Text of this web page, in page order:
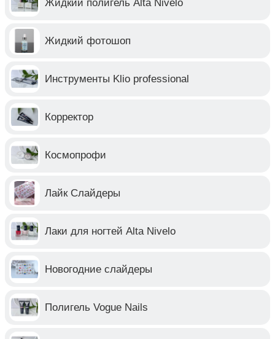
Жидкий полигель Alta Nivelo
Жидкий фотошоп
Инструменты Klio professional
Корректор
Космопрофи
Лайк Слайдеры
Лаки для ногтей Alta Nivelo
Новогодние слайдеры
Полигель Vogue Nails